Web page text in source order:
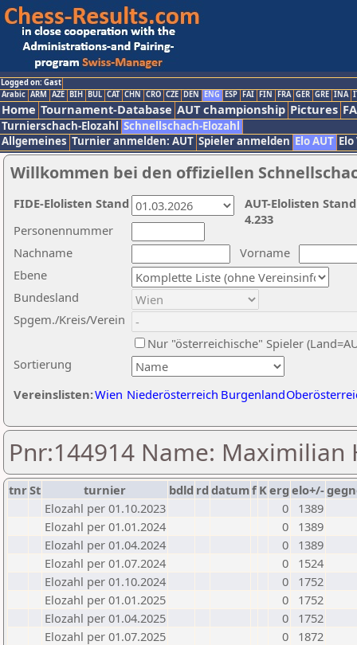
Logged on: Gast
Arabic ARM AZE BIH BUL CAT CHN CRO CZE DEN ENG ESP FAI FIN FRA GER GRE INA
Home Tournament-Database AUT championship Pictures
Turnierschach-Elozahl Schnellschach-Elozahl
Allgemeines Turnier anmelden: AUT Spieler anmelden Elo AUT
Willkommen bei den offiziellen
Nachname
Vorname
Ebene
Sortierung
Personennummer
Bundesland
Spgem./Kreis/Verein
Nur "österreichische" Spieler
Vereinslisten:Wien Niederösterreich Burgenland
AUT-Elolisten
4.233
FIDE-Elolisten Stand
Pnr:144914 Name:
tnrSt turnier bdld rd datumf Kerg elo+/-
Elozahl per 01.10.2023
0
1389
Elozahl per 01.01.2024
0
1389
Elozahl per 01.04.2024
0
1389
Elozahl per 01.07.2024
0
1524
Elozahl per 01.10.2024
0
1752
Elozahl per 01.01.2025
0
1752
Elozahl per 01.04.2025
0
1752
Elozahl per 01.07.2025
0
1872